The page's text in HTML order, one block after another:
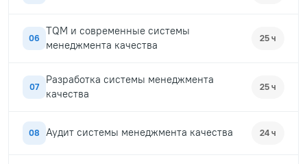
06
TQM и современные системы
менеджмента качества
25 ч
07
Разработка системы менеджмента
качества
25 ч
08 Аудит системы менеджмента качества 24 ч